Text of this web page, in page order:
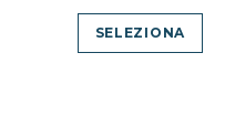
SELEZIONA